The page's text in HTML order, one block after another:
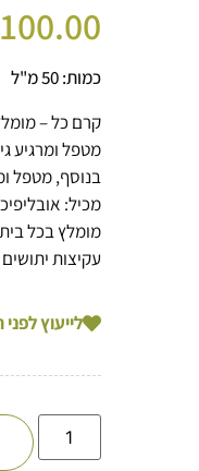
100.00
כמות: 50 מ"ל
קרם כל –
מטפל ומרגיע
בנוסף, מטפל
מכיל:
מומלץ בכל
עקיצות יתושים
לייעוץ לפני